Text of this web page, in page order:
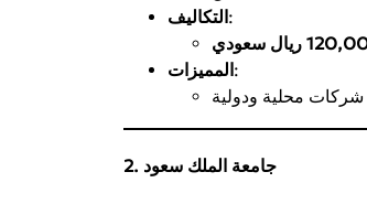
التكاليف:
المميزات:
2. جامعة الملك سعود